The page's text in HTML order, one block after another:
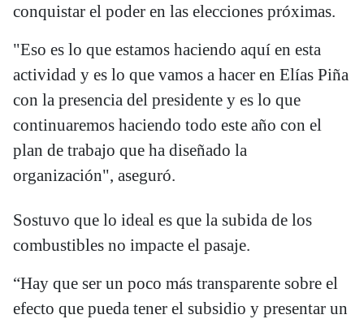
conquistar el poder en las elecciones próximas.
"Eso es lo que estamos haciendo aquí en esta
actividad y es lo que vamos a hacer en Elías Piña
con la presencia del presidente y es lo que
continuaremos haciendo todo este año con el
plan de trabajo que ha diseñado la
organización", aseguró.
Sostuvo que lo ideal es que la subida de los
combustibles no impacte el pasaje.
“Hay que ser un poco más transparente sobre el
efecto que pueda tener el subsidio y presentar un